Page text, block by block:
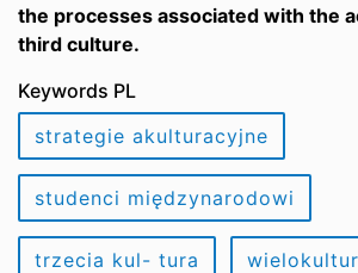
the processes associated with the
third culture.
Keywords PL
strategie akulturacyjne
studenci międzynarodowi
trzecia kul- tura